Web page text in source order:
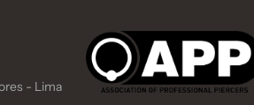
- Lima